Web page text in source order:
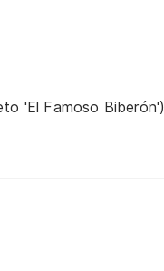
'El Famoso Biberón')